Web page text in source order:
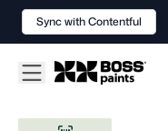
Sync with Contentful